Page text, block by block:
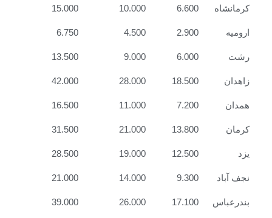
کرمانشاه 6.600
10.000
15.000
ارومیه 2.900
4.500
6.750
رشت 6.000
9.000
13.500
زاهدان 18.500
28.000
42.000
همدان 7.200
11.000
16.500
کرمان 13.800
21.000
31.500
12.500
19.000
28.500
نجف آباد 9.300
14.000
21.000
بندرعباس 17.100
26.000
39.000